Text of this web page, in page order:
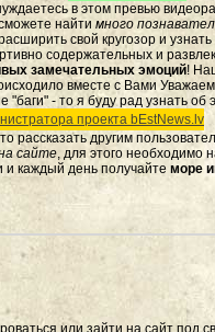
в этом превью
найти много
свой кругозор и
содержательных и
замечательных эмоций!
вместе с Вами
- то я буду рад узнать об
проекта bEstNews.lv
рассказать другим
сайте, для этого необходимо
и каждый день получайте море
или зайти на сайт под